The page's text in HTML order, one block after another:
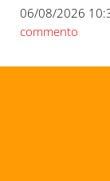
06/08/2026
commento